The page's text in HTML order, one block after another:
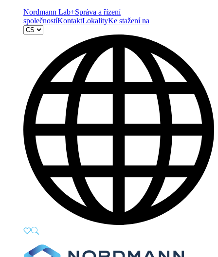
Nordmann Lab+Správa a řízení
společnostíKontaktLokalityKe stažení na